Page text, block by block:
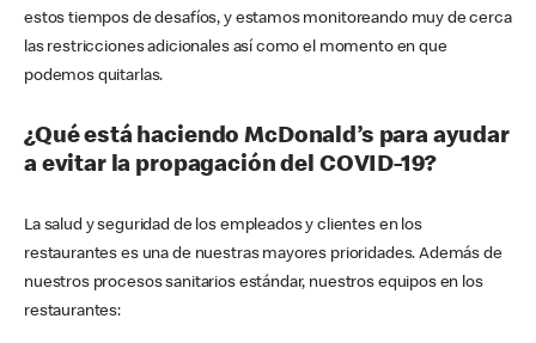
estos tiempos de desafíos, y estamos monitoreando muy de cerca
las restricciones adicionales así como el momento en que
podemos quitarlas.
¿Qué está haciendo McDonald’s para ayudar
a evitar la propagación del COVID-19?
La salud y seguridad de los empleados y clientes en los
restaurantes es una de nuestras mayores prioridades. Además de
nuestros procesos sanitarios estándar, nuestros equipos en los
restaurantes: